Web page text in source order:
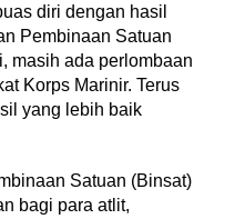
diri dengan hasil
Pembinaan Satuan
masih ada perlombaan
Korps Marinir. Terus
yang lebih baik
Satuan (Binsat)
bagi para atlit,